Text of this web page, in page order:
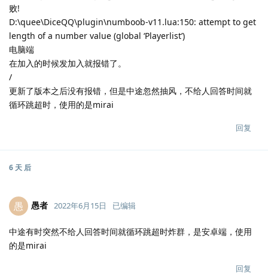
败!
D:\quee\DiceQQ\plugin\numboob-v11.lua:150: attempt to get
length of a number value (global ‘Playerlist’)
电脑端
在加入的时候发加入就报错了。
/
更新了版本之后没有报错，但是中途忽然抽风，不给人回答时间就
循环跳超时，使用的是mirai
回复
6 天 后
愚 愚者 2022年6月15日 已编辑
中途有时突然不给人回答时间就循环跳超时炸群，是安卓端，使用
的是mirai
回复